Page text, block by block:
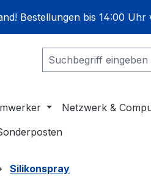
Bestellungen bis 14:00
Netzwerk &
Silikonspray